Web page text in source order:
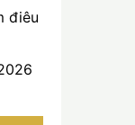
điêu